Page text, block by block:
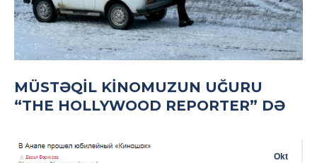
MÜSTƏQIL KINOMUZUN UĞURU
“THE HOLLYWOOD REPORTER” DƏ
Okt